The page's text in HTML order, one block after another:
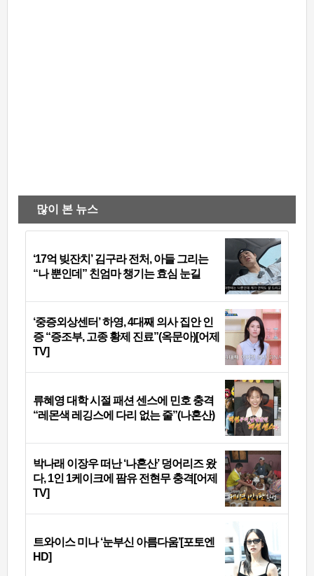
많이 본 뉴스
‘17억 빚잔치’ 김구라 전처, 아들 그리는
“나 뿐인데” 친엄마 챙기는 효심 눈길
‘중증외상센터’ 하영, 4대째 의사 집안 인
증 “증조부, 고종 황제 진료”(옥문아)[어제
TV]
류혜영 대학 시절 패션 센스에 민호 충격
“레몬색 레깅스에 다리 없는 줄”(나혼산)
박나래 이장우 떠난 ‘나혼산’ 덩어리즈 왔
다, 1인 1케이크에 팜유 전현무 충격[어제
TV]
트와이스 미나 ‘눈부신 아름다움’[포토엔
HD]